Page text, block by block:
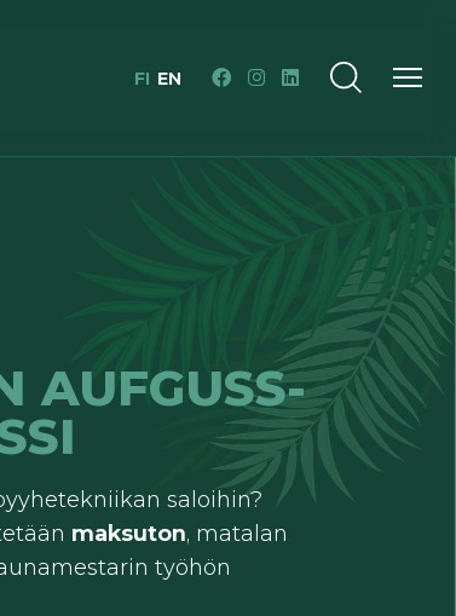
FI EN
AUFGUSS-
saloihin?
maksuton, matalan
työhön